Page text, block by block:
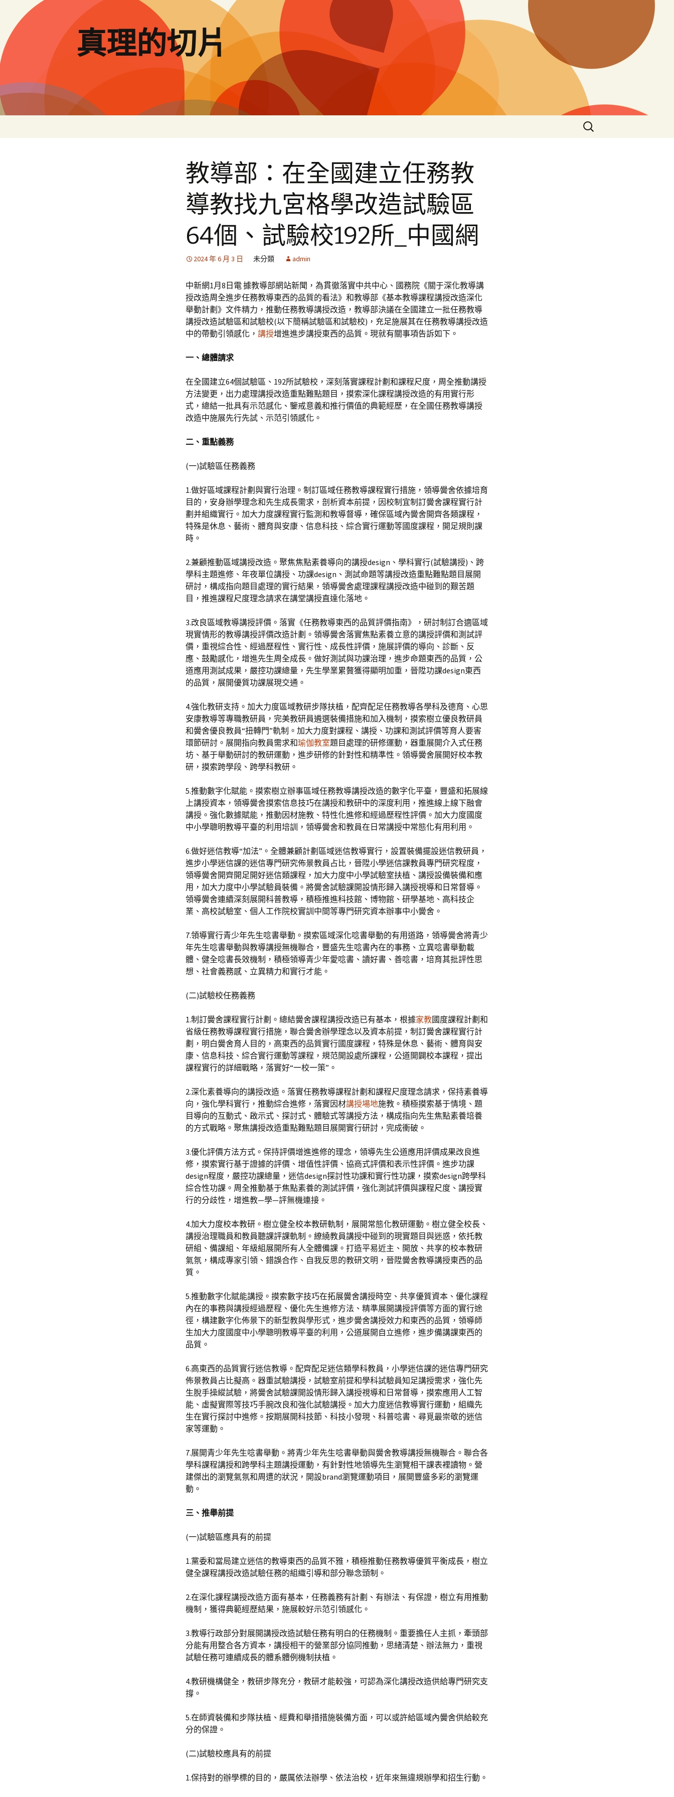
要
內
容
真理的切片
搜
尋
教導部：在全國建立任務教
導教找九宮格學改造試驗區
64個、試驗校192所_中國網
2024 年 6 月 3 日 未分類 admin
中新網1月8日電 據教導部網站新聞，為貫徹落實中共中心、國務院《關于深化教導講
授改造周全進步任務教導東西的品質的看法》和教導部《基本教導課程講授改造深化
舉動計劃》文件精力，推動任務教導講授改造，教導部決議在全國建立一批任務教導
講授改造試驗區和試驗校(以下簡稱試驗區和試驗校)，充足施展其在任務教導講授改造
中的帶動引領感化， 講授增進進步講授東西的品質。現就有關事項告訴如下。
一、總體請求
在全國建立64個試驗區、192所試驗校，深刻落實課程計劃和課程尺度，周全推動講授
方法變更，出力處理講授改造重點難點題目，摸索深化課程講授改造的有用實行形
式，總結一批具有示范感化、鑒戒意義和推行價值的典範經歷，在全國任務教導講授
改造中施展先行先試、示范引領感化。
二、重點義務
(一)試驗區任務義務
1.做好區域課程計劃與實行治理。制訂區域任務教導課程實行措施，領導黌舍依據培育
目的，安身辦學理念和先生成長需求，剖析資本前提，因校制宜制訂黌舍課程實行計
劃并組織實行。加大力度課程實行監測和教導督導，確保區域內黌舍開齊各類課程，
特殊是休息、藝術、體育與安康、信息科技、綜合實行運動等國度課程，開足規則課
時。
2.兼顧推動區域講授改造。聚焦焦點素養導向的講授design、學科實行(試驗講授)、跨
學科主題進修、年夜單位講授、功課design、測試命題等講授改造重點難點題目展開
研討，構成指向題目處理的實行結果，領導黌舍處理課程講授改造中碰到的艱苦題
目，推進課程尺度理念請求在講堂講授直達化落地。
3.改良區域教導講授評價。落實《任務教導東西的品質評價指南》，研討制訂合適區域
現實情形的教導講授評價改造計劃。領導黌舍落實焦點素養立意的講授評價和測試評
價，重視綜合性、經過歷程性、實行性、成長性評價，施展評價的導向、診斷、反
應、鼓勵感化，增進先生周全成長。做好測試與功課治理，進步命題東西的品質，公
道應用測試成果，嚴控功課總量，先生學業累贅獲得顯明加重，晉陞功課design東西
的品質，展開優質功課展現交通。
4.強化教研支持。加大力度區域教研步隊扶植，配齊配足任務教導各學科及德育、心思
安康教導等專職教研員，完美教研員遴選裝備措施和加入機制，摸索樹立優良教研員
和黌舍優良教員“扭轉門”軌制。加大力度對課程、講授、功課和測試評價等育人要害
環節研討。展開指向教員需求和瑜伽教室題目處理的研修運動，器重展開介入式任務
坊、基于舉動研討的教研運動，進步研修的針對性和精準性。領導黌舍展開好校本教
研，摸索跨學段、跨學科教研。
5.推動數字化賦能。摸索樹立辦事區域任務教導講授改造的數字化平臺，豐盛和拓展線
上講授資本，領導黌舍摸索信息技巧在講授和教研中的深度利用，推進線上線下融會
講授。強化數據賦能，推動因材施教、特性化進修和經過歷程性評價。加大力度國度
中小學聰明教導平臺的利用培訓，領導黌舍和教員在日常講授中常態化有用利用。
6.做好迷信教導“加法”。全體兼顧計劃區域迷信教導實行，設置裝備擺設迷信教研員，
進步小學迷信課的迷信專門研究佈景教員占比，晉陞小學迷信課教員專門研究程度，
領導黌舍開齊開足開好迷信類課程，加大力度中小學試驗室扶植、講授設備裝備和應
用，加大力度中小學試驗員裝備。將黌舍試驗課開設情形歸入講授視導和日常督導。
領導黌舍連續深刻展開科普教導，積極推進科技館、博物館、研學基地、高科技企
業、高校試驗室、個人工作院校實訓中間等專門研究資本辦事中小黌舍。
7.領導實行青少年先生唸書舉動。摸索區域深化唸書舉動的有用道路，領導黌舍將青少
年先生唸書舉動與教導講授無機聯合，豐盛先生唸書內在的事務、立異唸書舉動載
體、健全唸書長效機制，積極領導青少年愛唸書、讀好書、善唸書，培育其批評性思
想、社會義務感、立異精力和實行才能。
(二)試驗校任務義務
1.制訂黌舍課程實行計劃。總結黌舍課程講授改造已有基本，根據家教國度課程計劃和
省級任務教導課程實行措施，聯合黌舍辦學理念以及資本前提，制訂黌舍課程實行計
劃，明白黌舍育人目的，高東西的品質實行國度課程，特殊是休息、藝術、體育與安
康、信息科技、綜合實行運動等課程，規范開設處所課程，公道開闢校本課程，提出
課程實行的詳細戰略，落實好“一校一策”。
2.深化素養導向的講授改造。落實任務教導課程計劃和課程尺度理念請求，保持素養導
向，強化學科實行，推動綜合進修，落實因材講授場地施教。積極摸索基于情境、題
目導向的互動式、啟示式、探討式、體驗式等講授方法，構成指向先生焦點素養培養
的方式戰略。聚焦講授改造重點難點題目展開實行研討，完成衝破。
3.優化評價方法方式。保持評價增進進修的理念，領導先生公道應用評價成果改良進
修，摸索實行基于證據的評價、增值性評價、協商式評價和表示性評價。進步功課
design程度，嚴控功課總量，迷信design探討性功課和實行性功課，摸索design跨學科
綜合性功課。周全推動基于焦點素養的測試評價，強化測試評價與課程尺度、講授實
行的分歧性，增進教—學—評無機連接。
4.加大力度校本教研。樹立健全校本教研軌制，展開常態化教研運動。樹立健全校長、
講授治理職員和教員聽課評課軌制。繚繞教員講授中碰到的現實題目與迷惑，依托教
研組、備課組、年級組展開所有人全體備課。打造平易近主、開放、共享的校本教研
氣氛，構成專家引領、錯誤合作、自我反思的教研文明，晉陞黌舍教導講授東西的品
質。
5.推動數字化賦能講授。摸索數字技巧在拓展黌舍講授時空、共享優質資本、優化課程
內在的事務與講授經過歷程、優化先生進修方法、精準展開講授評價等方面的實行途
徑，構建數字化佈景下的新型教與學形式，進步黌舍講授效力和東西的品質，領導師
生加大力度國度中小學聰明教導平臺的利用，公道展開自立進修，進步備講課東西的
品質。
6.高東西的品質實行迷信教導。配齊配足迷信類學科教員，小學迷信課的迷信專門研究
佈景教員占比擬高。器重試驗講授，試驗室前提和學科試驗員知足講授需求，強化先
生脫手操縱試驗，將黌舍試驗課開設情形歸入講授視導和日常督導，摸索應用人工智
能、虛擬實際等技巧手腕改良和強化試驗講授。加大力度迷信教導實行運動，組織先
生在實行探討中進修。按期展開科技節、科技小發現、科普唸書、尋覓最崇敬的迷信
家等運動。
7.展開青少年先生唸書舉動。將青少年先生唸書舉動與黌舍教導講授無機聯合。聯合各
學科課程講授和跨學科主題講授運動，有針對性地領導先生瀏覽相干課表裡讀物。營
建傑出的瀏覽氣氛和周遭的狀況，開設brand瀏覽運動項目，展開豐盛多彩的瀏覽運
動。
三、推舉前提
(一)試驗區應具有的前提
1.黨委和當局建立迷信的教導東西的品質不雅，積極推動任務教導優質平衡成長，樹立
健全課程講授改造試驗任務的組織引導和部分聯念頭制。
2.在深化課程講授改造方面有基本，任務義務有計劃、有辦法、有保證，樹立有用推動
機制，獲得典範經歷結果，施展較好示范引領感化。
3.教導行政部分對展開講授改造試驗任務有明白的任務機制。重要擔任人主抓，牽頭部
分能有用整合各方資本，講授相干的營業部分協同推動，思緒清楚、辦法無力，重視
試驗任務可連續成長的體系體例機制扶植。
4.教研機構健全，教研步隊充分，教研才能較強，可認為深化講授改造供給專門研究支
撐。
5.在師資裝備和步隊扶植、經費和舉措措施裝備方面，可以或許給區域內黌舍供給較充
分的保證。
(二)試驗校應具有的前提
1.保持對的辦學標的目的，嚴厲依法辦學、依法治校，近年來無違規辦學和招生行動。